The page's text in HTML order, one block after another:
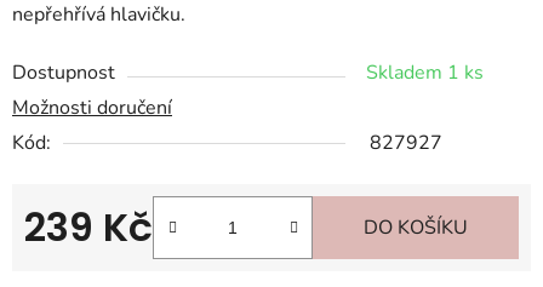
nepřehřívá hlavičku.
Dostupnost
Skladem 1 ks
Možnosti doručení
Kód:
827927
239 Kč DO KOŠÍKU